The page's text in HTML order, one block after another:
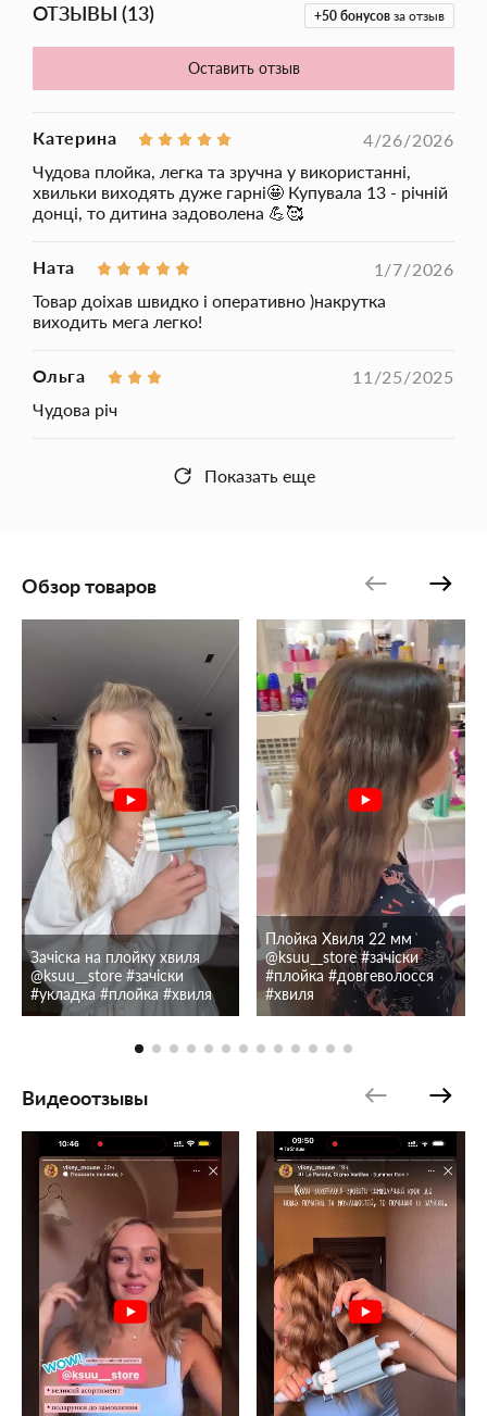
проста в использовании, оснащена
регулятором температуры, который позволяет выбрать
оптимальный температурный режим пользования в
структуру и защищает от воздействия высокой температуры.
прекрасно держится по всей длине.
+50 бонусов за отзыв
ОТЗЫВЫ (13)
Оставить отзыв
Катерина
4/26/2026
Чудова плойка, легка та зручна у використанні,
хвильки виходять дуже гарні🤩 Купувала 13 - річній
донці, то дитина задоволена 💪🥰
Ната
1/7/2026
Товар доіхав швидко і оперативно )накрутка
виходить мега легко!
Ольга
11/25/2025
Чудова річ
Показать еще
Обзор товаров
Зачіска на плойку хвиля
@ksuu__store #зачіски
#укладка #плойка #хвиля
Плойка Хвиля 22 мм
@ksuu__store #зачіски
#плойка #довгеволосся
#хвиля
Видеоотзывы